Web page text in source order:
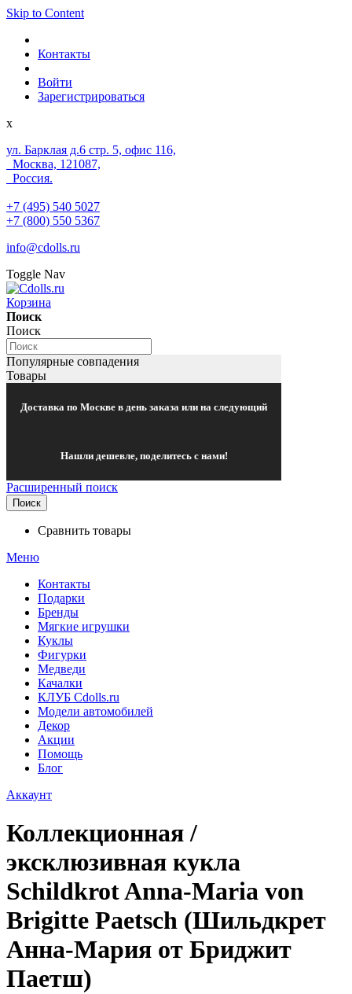
Skip to Content
Контакты
Войти
Зарегистрироваться
x
ул. Барклая д.6 стр. 5, офис 116,
Москва, 121087,
Россия.
+7 (495) 540 5027
+7 (800) 550 5367
info@cdolls.ru
Toggle Nav
Корзина
Поиск
Поиск
Популярные совпадения
Товары
Доставка по Москве в день заказа или на следующий
Нашли дешевле, поделитесь с нами!
Расширенный поиск
Поиск
Сравнить товары
Меню
Контакты
Подарки
Бренды
Мягкие игрушки
Куклы
Фигурки
Медведи
Качалки
КЛУБ Cdolls.ru
Модели автомобилей
Декор
Акции
Помощь
Блог
Аккаунт
Коллекционная /
эксклюзивная кукла
Schildkrot Anna-Maria von
Brigitte Paetsch (Шильдкрет
Анна-Мария от Бриджит
Паетш)